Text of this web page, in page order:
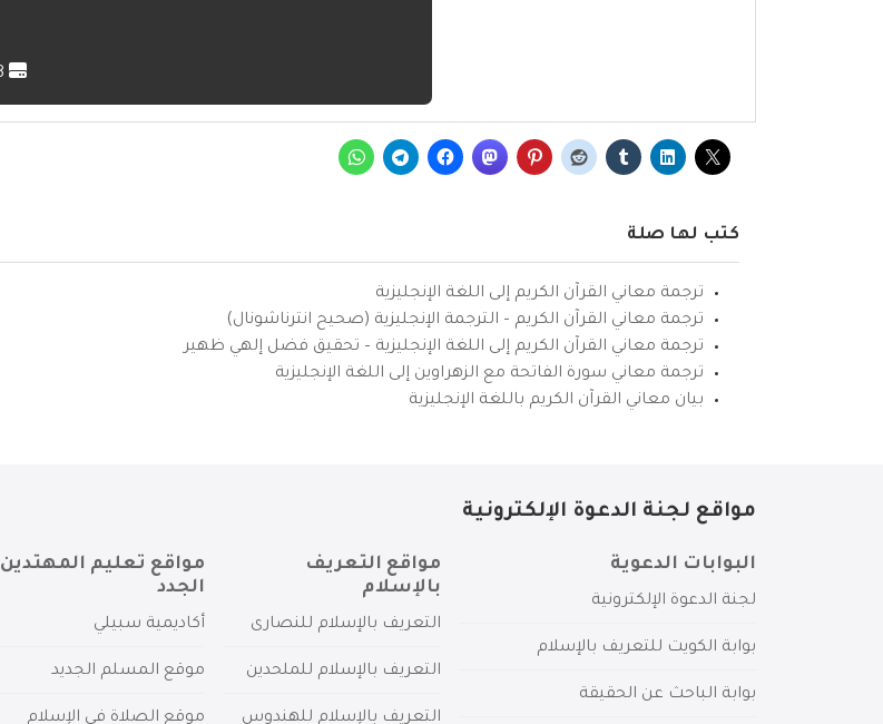
كتب لها صلة
ترجمة معاني القرآن الكريم إلى اللغة الإنجليزية
ترجمة معاني القرآن الكريم – الترجمة الإنجليزية (صحيح انترناشونال)
ترجمة معاني القرآن الكريم إلى اللغة الإنجليزية – تحقيق فضل إلهي ظهير
ترجمة معاني سورة الفاتحة مع الزهراوين إلى اللغة الإنجليزية
بيان معاني القرآن الكريم باللغة الإنجليزية
مواقع لجنة الدعوة الإلكترونية
البوابات الدعوية
لجنة الدعوة الإلكترونية
بوابة الكويت للتعريف بالإسلام
بوابة الباحث عن الحقيقة
مواقع التعريف
بالإسلام
التعريف بالإسلام للنصارى
التعريف بالإسلام للملحدين
التعريف بالإسلام للهندوس
مواقع تعليم المهتدين
الجدد
أكاديمية سبيلي
موقع المسلم الجديد
موقع الصلاة في الإسلام